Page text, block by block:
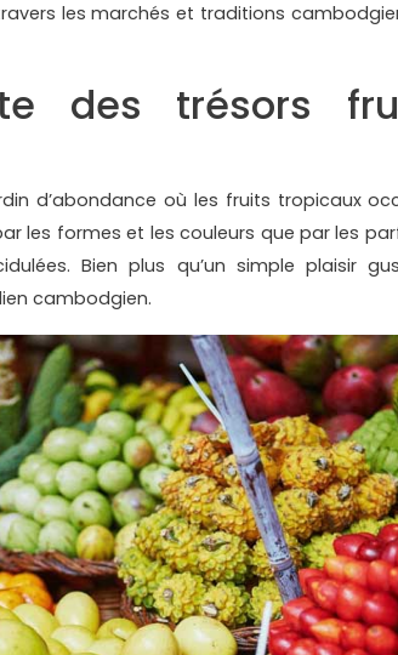
les marchés et traditions
des trésors
d’abondance où les fruits tropicaux
les formes et les couleurs que par les
Bien plus qu’un simple plaisir
cambodgien.